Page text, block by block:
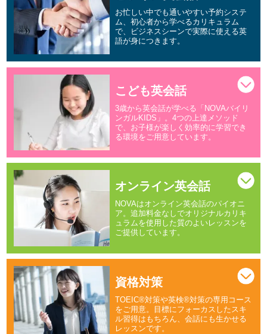
お忙しい中でも通いやすい予約システ
ム、初心者から学べるカリキュラム
で、ビジネスシーンで実際に使える英
語が身につきます。
こども英会話
3歳から英会話が学べる「NOVAバイリ
ンガルKIDS」。4つの上達メソッド
で、お子様が楽しく効率的に学習でき
る環境をご用意しています。
オンライン英会話
NOVAはオンライン英会話のパイオニ
ア。追加料金なしでオリジナルカリキ
ュラムを使用した質のよいレッスンを
ご提供しています。
資格対策
TOEIC®対策や英検®対策の専用コース
をご用意。目標にフォーカスしたスキ
ル習得はもちろん、会話にも生かせる
レッスンです。